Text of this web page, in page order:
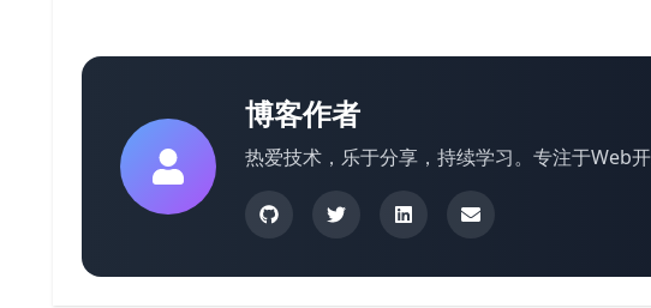
博客作者
热爱技术，乐于分享，持续学习。专注于Web